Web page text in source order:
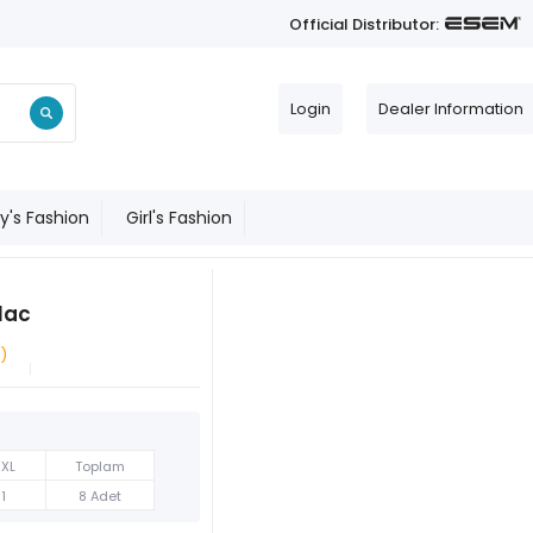
Official Distributor:
Dealer Information
Login
Fashion Girl's Fashion
Toplam
1 8 Adet